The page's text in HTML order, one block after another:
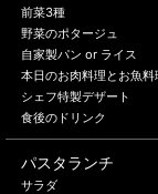
前菜3種
野菜のポタージュ
自家製パン or ライス
本日のお肉料理とお魚
シェフ特製デザート
食後のドリンク
パスタランチ
サラダ